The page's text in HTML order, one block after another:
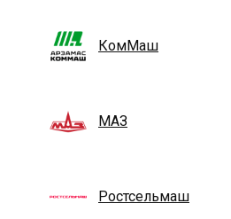
КомМаш
МАЗ
Ростсельмаш